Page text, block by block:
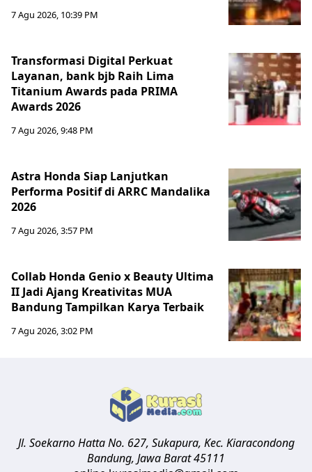
7 Agu 2026, 10:39 PM
Transformasi Digital Perkuat
Layanan, bank bjb Raih Lima
Titanium Awards pada PRIMA
Awards 2026
7 Agu 2026, 9:48 PM
Astra Honda Siap Lanjutkan
Performa Positif di ARRC Mandalika
2026
7 Agu 2026, 3:57 PM
Collab Honda Genio x Beauty Ultima
II Jadi Ajang Kreativitas MUA
Bandung Tampilkan Karya Terbaik
7 Agu 2026, 3:02 PM
Jl. Soekarno Hatta No. 627, Sukapura, Kec. Kiaracondong
Bandung, Jawa Barat45111